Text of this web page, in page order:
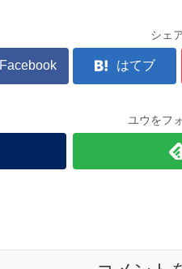
シェ
Facebook はてブ
ユウをフ